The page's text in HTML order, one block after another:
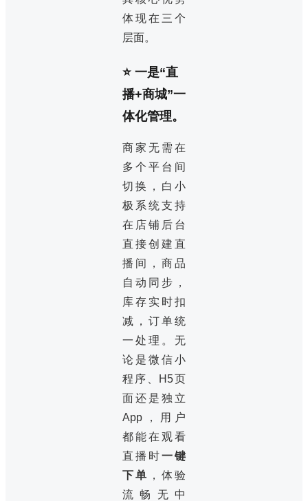
体现在三个
层面。
⭐ 一是“直
播+商城”一
体化管理。
商家无需在
多个平台间
切换，白小
极系统支持
在店铺后台
直接创建直
播间，商品
自动同步，
库存实时扣
减，订单统
一处理。无
论是微信小
程序、H5页
面还是独立
App，用户
都能在观看
直播时一键
下单 ，体验
流畅无中